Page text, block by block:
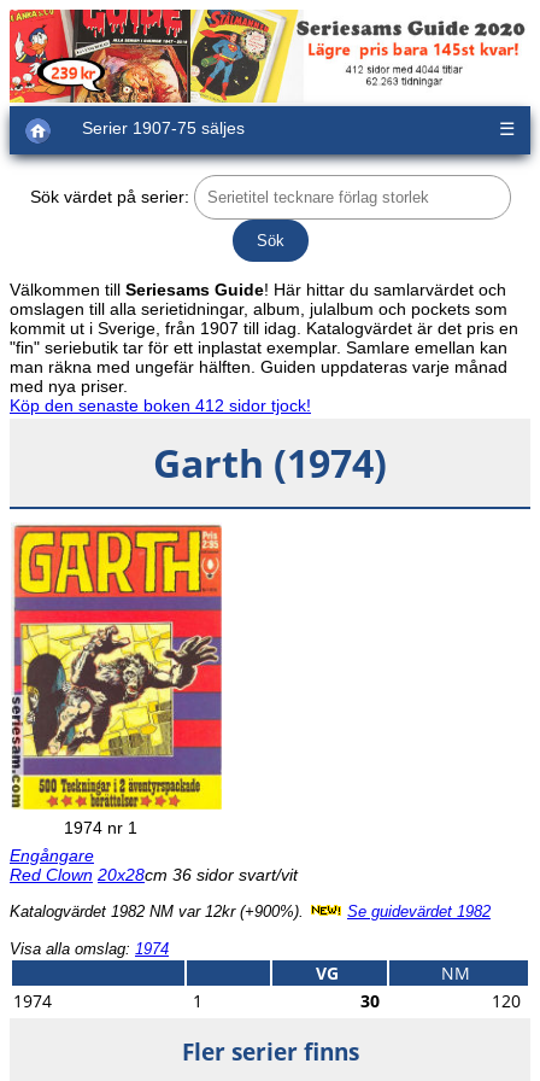
Serier 1907-75 säljes ☰
Sök värdet på serier:
Välkommen till Seriesams Guide! Här hittar du samlarvärdet och
omslagen till alla serietidningar, album, julalbum och pockets som
kommit ut i Sverige, från 1907 till idag. Katalogvärdet är det pris en
"fin" seriebutik tar för ett inplastat exemplar. Samlare emellan kan
man räkna med ungefär hälften. Guiden uppdateras varje månad
med nya priser.
Köp den senaste boken 412 sidor tjock!
Garth (1974)
1974 nr 1
Engångare
Red Clown 20x28cm 36 sidor svart/vit
Katalogvärdet 1982 NM var 12kr (+900%). Se guidevärdet 1982
Visa alla omslag: 1974
VG
NM
1974
1 30 120
Fler serier finns